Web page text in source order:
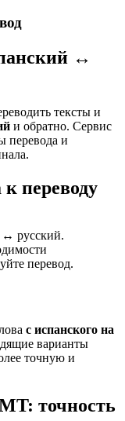
↔
тексты и
и обратно. Сервис
перевода и
переводу
↔ русский.
перевод.
с испанского на
варианты
точную и
точность